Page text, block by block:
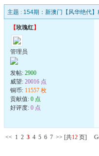
主题 : 154期：新澳门【风华绝代
【玫瑰红】
管理员
发帖: 2900
威望: 20016 点
铜币: 11557 枚
贡献值: 0 点
好评度: 0 点
<< 1 2 3 4 5 6 7 >> [共12 页]